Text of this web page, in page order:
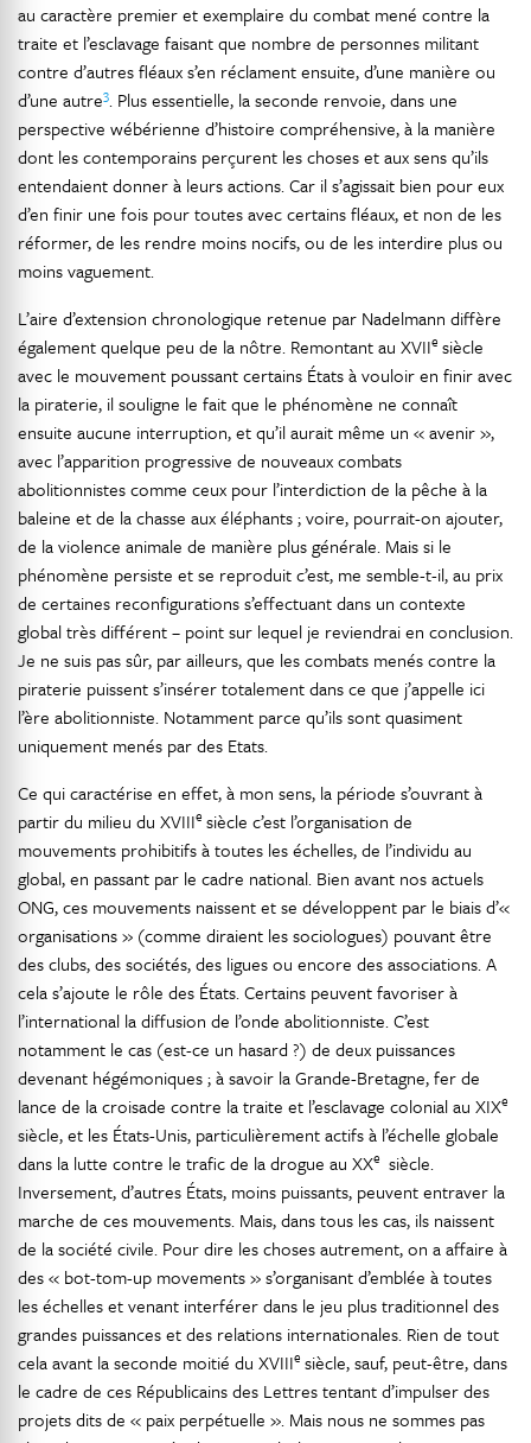
au caractère premier et exemplaire du combat mené contre la
traite et l’esclavage faisant que nombre de personnes militant
contre d’autres fléaux s’en réclament ensuite, d’une manière ou
d’une autre3. Plus essentielle, la seconde renvoie, dans une
perspective wébérienne d’histoire compréhensive, à la manière
dont les contemporains perçurent les choses et aux sens qu’ils
entendaient donner à leurs actions. Car il s’agissait bien pour eux
d’en finir une fois pour toutes avec certains fléaux, et non de les
réformer, de les rendre moins nocifs, ou de les interdire plus ou
moins vaguement.
L’aire d’extension chronologique retenue par Nadelmann diffère
également quelque peu de la nôtre. Remontant au XVIIe siècle
avec le mouvement poussant certains États à vouloir en finir avec
la piraterie, il souligne le fait que le phénomène ne connaît
ensuite aucune interruption, et qu’il aurait même un « avenir »,
avec l’apparition progressive de nouveaux combats
abolitionnistes comme ceux pour l’interdiction de la pêche à la
baleine et de la chasse aux éléphants ; voire, pourrait-on ajouter,
de la violence animale de manière plus générale. Mais si le
phénomène persiste et se reproduit c’est, me semble-t-il, au prix
de certaines reconfigurations s’effectuant dans un contexte
global très différent – point sur lequel je reviendrai en conclusion.
Je ne suis pas sûr, par ailleurs, que les combats menés contre la
piraterie puissent s’insérer totalement dans ce que j’appelle ici
l’ère abolitionniste. Notamment parce qu’ils sont quasiment
uniquement menés par des Etats.
Ce qui caractérise en effet, à mon sens, la période s’ouvrant à
partir du milieu du XVIIIe siècle c’est l’organisation de
mouvements prohibitifs à toutes les échelles, de l’individu au
global, en passant par le cadre national. Bien avant nos actuels
ONG, ces mouvements naissent et se développent par le biais d’«
organisations » (comme diraient les sociologues) pouvant être
des clubs, des sociétés, des ligues ou encore des associations. A
cela s’ajoute le rôle des États. Certains peuvent favoriser à
l’international la diffusion de l’onde abolitionniste. C’est
notamment le cas (est-ce un hasard ?) de deux puissances
devenant hégémoniques ; à savoir la Grande-Bretagne, fer de
lance de la croisade contre la traite et l’esclavage colonial au XIXe
siècle, et les États-Unis, particulièrement actifs à l’échelle globale
dans la lutte contre le trafic de la drogue au XXe siècle.
Inversement, d’autres États, moins puissants, peuvent entraver la
marche de ces mouvements. Mais, dans tous les cas, ils naissent
de la société civile. Pour dire les choses autrement, on a affaire à
des « bot-tom-up movements » s’organisant d’emblée à toutes
les échelles et venant interférer dans le jeu plus traditionnel des
grandes puissances et des relations internationales. Rien de tout
cela avant la seconde moitié du XVIIIe siècle, sauf, peut-être, dans
le cadre de ces Républicains des Lettres tentant d’impulser des
projets dits de « paix perpétuelle ». Mais nous ne sommes pas